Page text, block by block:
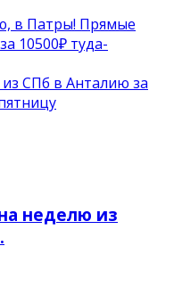
в Патры! Прямые
10500₽ туда-
СПб в Анталию за
неделю из